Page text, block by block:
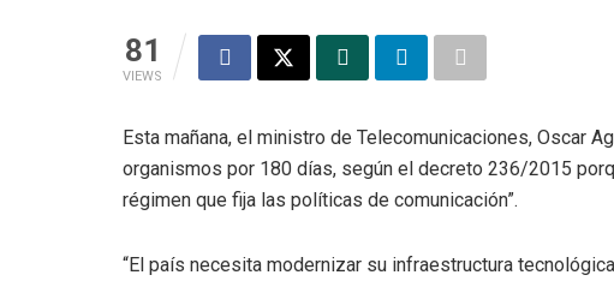
81
VIEWS
Esta mañana, el ministro de Telecomunicaciones, Oscar
organismos por 180 días, según el decreto 236/2015
régimen que fija las políticas de comunicación”.
“El país necesita modernizar su infraestructura